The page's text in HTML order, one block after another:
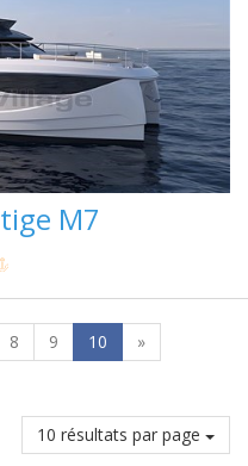
M7
8 9 10 »
10 résultats par page